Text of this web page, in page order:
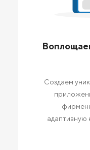
Создаем
адаптивную